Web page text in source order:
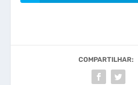
COMPARTILHAR: